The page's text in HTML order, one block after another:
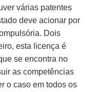
várias patentes
deve acionar por
Dois
esta licença é
se encontra no
as competências
o caso em todos os